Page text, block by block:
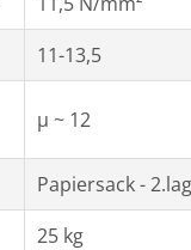
11-13,5
µ ~ 12
Papiersack -
25 kg